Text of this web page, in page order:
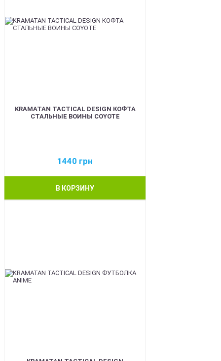
KRAMATAN TACTICAL DESIGN КОФТА
СТАЛЬНЫЕ ВОИНЫ COYOTE
1440 грн
В КОРЗИНУ